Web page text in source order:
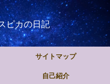
ピカの日記
サイトマップ
自己紹介